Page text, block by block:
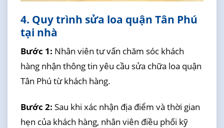
4. Quy trình sửa loa quận Tân Phú
tại nhà
Bước 1: Nhân viên tư vấn chăm sóc khách
hàng nhận thông tin yêu cầu sửa chữa loa quận
Tân Phú từ khách hàng.
Bước 2: Sau khi xác nhận địa điểm và thời gian
hẹn của khách hàng, nhân viên điều phối kỹ